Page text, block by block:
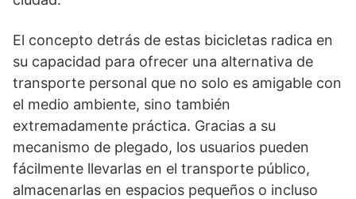
El concepto detrás de estas bicicletas radica en
su capacidad para ofrecer una alternativa de
transporte personal que no solo es amigable con
el medio ambiente, sino también
extremadamente práctica. Gracias a su
mecanismo de plegado, los usuarios pueden
fácilmente llevarlas en el transporte público,
almacenarlas en espacios pequeños o incluso